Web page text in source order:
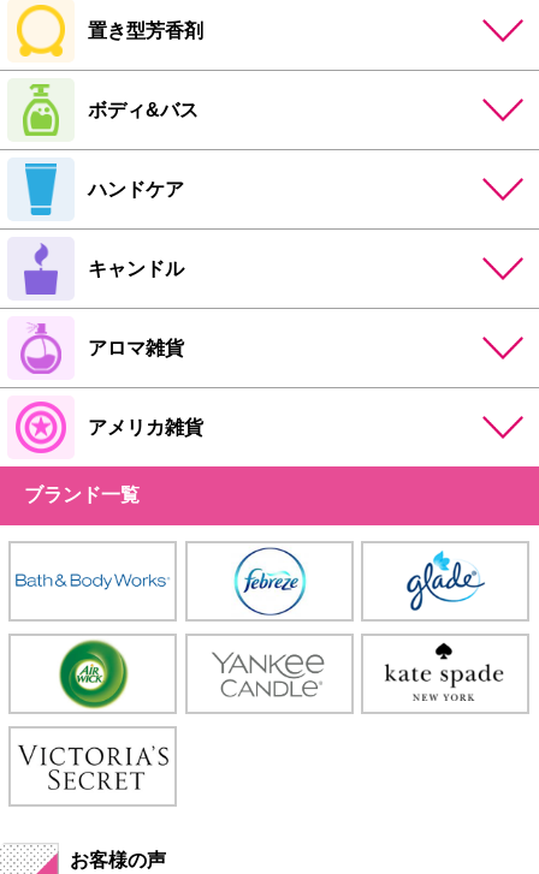
置き型芳香剤
ボディ&バス
ハンドケア
キャンドル
アロマ雑貨
アメリカ雑貨
ブランド一覧
お客様の声